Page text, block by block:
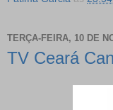
TERÇA-FEIRA, 10 DE
TV Ceará